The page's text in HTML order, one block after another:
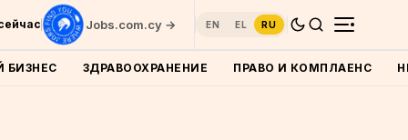
Jobs.com.cy → EN EL RU
БИЗНЕС ЗДРАВООХРАНЕНИЕ ПРАВО И КОМПЛАЕНС